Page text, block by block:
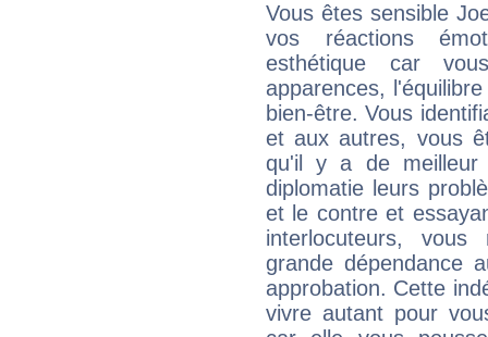
Vous êtes sensible
vos réactions
esthétique car
apparences,
bien-être. Vous
et aux autres, vous
qu'il y a de
diplomatie leurs
et le contre et
interlocuteurs,
grande dépendance
approbation. Cette
vivre autant pour